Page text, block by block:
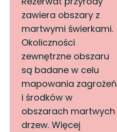
zawiera obszary z
martwymi świerkami.
Okoliczności
zewnętrzne obszaru
są badane w celu
mapowania zagrożeń
i środków w
obszarach martwych
drzew. Więcej